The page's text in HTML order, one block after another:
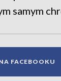
samym
FACEBOOKU